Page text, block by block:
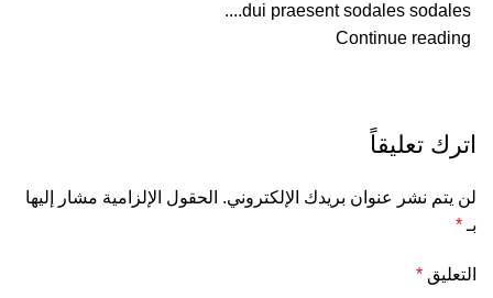
dui praesent sodales sodales....
Continue reading
اترك تعليقاً
لن يتم نشر عنوان بريدك الإلكتروني. الحقول الإلزامية مشار إليها
بـ *
التعليق *